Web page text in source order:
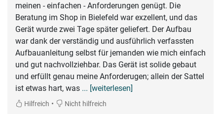
meinen - einfachen - Anforderungen genügt. Die
Beratung im Shop in Bielefeld war exzellent, und das
Gerät wurde zwei Tage später geliefert. Der Aufbau
war dank der verständig und ausführlich verfassten
Aufbauanleitung selbst für jemanden wie mich einfach
und gut nachvollziehbar. Das Gerät ist solide gebaut
und erfüllt genau meine Anforderugen; allein der Sattel
ist etwas hart, was ... [weiterlesen]
Hilfreich • Nicht hilfreich